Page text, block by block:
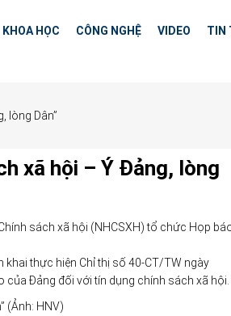
KHOA HỌC CÔNG NGHỆ VIDEO TIN
lòng Dân”
xã hội – Ý Đảng, lòng
sách xã hội (NHCSXH) tổ chức Họp
thực hiện Chỉ thị số 40-CT/TW ngày
Đảng đối với tín dụng chính sách xã hội.
(Ảnh: HNV)